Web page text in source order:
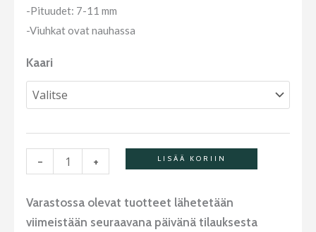
-Pituudet: 7-11 mm
-Viuhkat ovat nauhassa
Kaari
-
määrä
+ LISÄÄ KORIIN
Varastossa olevat tuotteet lähetetään
viimeistään seuraavana päivänä tilauksesta